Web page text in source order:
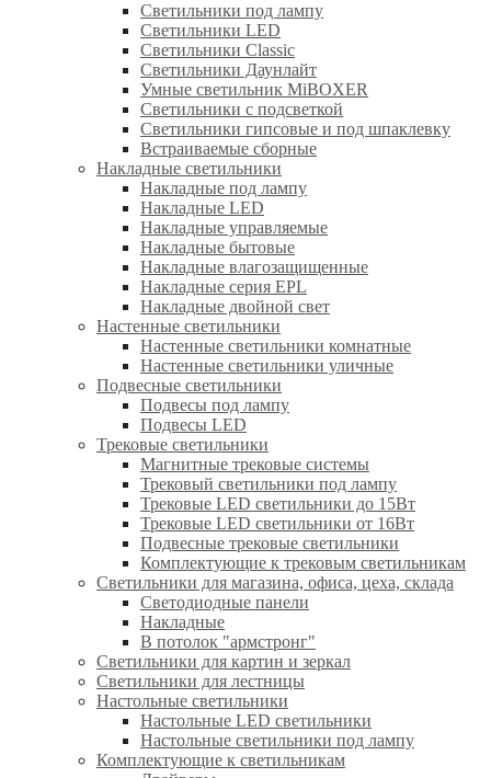
Светильники под лампу
Светильники LED
Светильники Classic
Светильники Даунлайт
Умные светильник MiBOXER
Светильники с подсветкой
Светильники гипсовые и под шпаклевку
Встраиваемые сборные
Накладные светильники
Накладные под лампу
Накладные LED
Накладные управляемые
Накладные бытовые
Накладные влагозащищенные
Накладные серия EPL
Накладные двойной свет
Настенные светильники
Настенные светильники комнатные
Настенные светильники уличные
Подвесные светильники
Подвесы под лампу
Подвесы LED
Трековые светильники
Магнитные трековые системы
Трековый светильники под лампу
Трековые LED светильники до 15Вт
Трековые LED светильники от 16Вт
Подвесные трековые светильники
Комплектующие к трековым светильникам
Светильники для магазина, офиса, цеха, склада
Светодиодные панели
Накладные
В потолок "армстронг"
Светильники для картин и зеркал
Светильники для лестницы
Настольные светильники
Настольные LED светильники
Настольные светильники под лампу
Комплектующие к светильникам